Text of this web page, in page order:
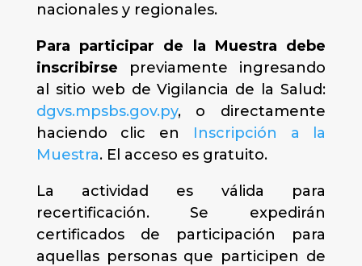
nacionales y regionales.
Para participar de la Muestra debe
inscribirse previamente ingresando
al sitio web de Vigilancia de la Salud:
dgvs.mpsbs.gov.py, o directamente
haciendo clic en Inscripción a la
Muestra. El acceso es gratuito.
La actividad es válida para
recertificación. Se expedirán
certificados de participación para
aquellas personas que participen de